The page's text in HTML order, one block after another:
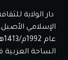
دار الولاية
الإسلامي
الساحة العربية